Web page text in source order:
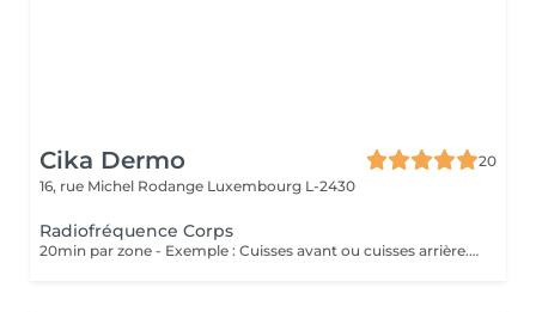
Cika Dermo
20
16, rue Michel Rodange Luxembourg L-2430
Radiofréquence Corps
20min par zone - Exemple : Cuisses avant ou cuisses arrière. Soin Raffermissant pour le relâchement cutané ou la cellulite légère. L'effet est immédiat et évolutif sous 48h. Nous vous conseillons de faire ce soin en commençant par une cure de 6 séances et par la suite sous forme d'entretien uniquement.